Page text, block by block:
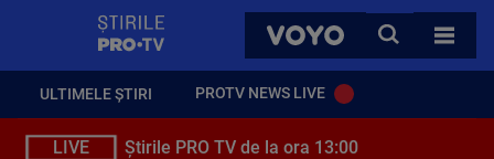
VOYO
CAUTA
TOATE
ULTIMELE ȘTIRI PROTV NEWS LIVE
LIVE Știrile PRO TV de la ora 13:00